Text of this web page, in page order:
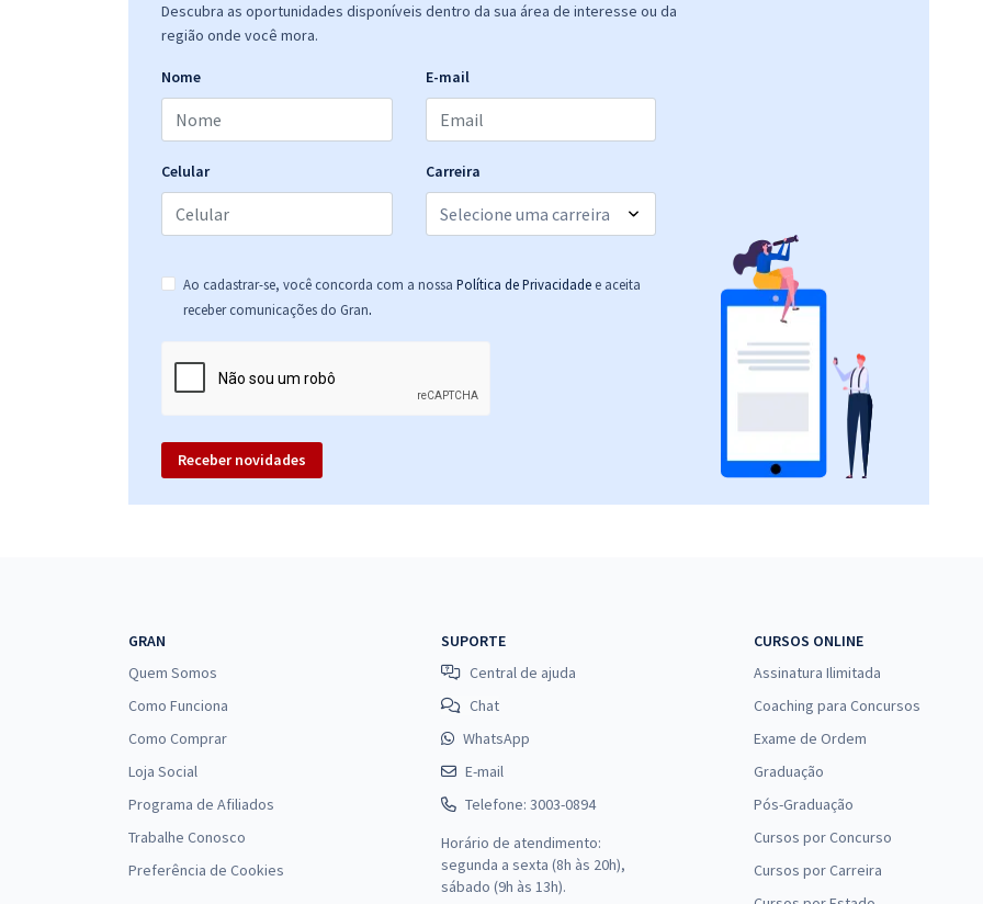
Descubra as oportunidades disponíveis dentro da sua área de interesse ou da
região onde você mora.
Nome E-mail
Celular Carreira
Ao cadastrar-se, você concorda com a nossa Política de Privacidade e aceita
receber comunicações do Gran.
Receber novidades
GRAN
Quem Somos
Como Funciona
Como Comprar
Loja Social
Programa de Afiliados
Trabalhe Conosco
Preferência de Cookies
SUPORTE
Central de ajuda
Chat
WhatsApp
E-mail
Telefone: 3003-0894
Horário de atendimento:
segunda a sexta (8h às 20h),
sábado (9h às 13h).
CURSOS ONLINE
Assinatura Ilimitada
Coaching para Concursos
Exame de Ordem
Graduação
Pós-Graduação
Cursos por Concurso
Cursos por Carreira